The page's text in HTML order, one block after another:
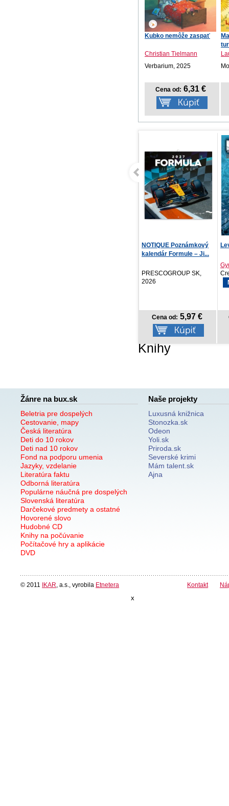
Kubko nemôže zaspať
Christian Tielmann
Verbarium, 2025
Cena od: 6,31 €
Leviatan 7
Crew, 2026
NOVINKA
Cena od:14,02 €
Knihy
Žánre na bux.sk
Beletria pre dospelých
Cestovanie, mapy
Česká literatúra
Deti do 10 rokov
Deti nad 10 rokov
Fond na podporu umenia
Jazyky, vzdelanie
Literatúra faktu
Odborná literatúra
Populárne náučná pre dospelých
Slovenská literatúra
Darčekové predmety a ostatné
Hovorené slovo
Hudobné CD
Knihy na počúvanie
Počítačové hry a aplikácie
DVD
Naše projekty
Luxusná knižnica
Stonozka.sk
Odeon
Yoli.sk
Priroda.sk
Severské krimi
Mám talent.sk
Ajna
© 2011 IKAR , a.s., vyrobila Etnetera Kontakt
x